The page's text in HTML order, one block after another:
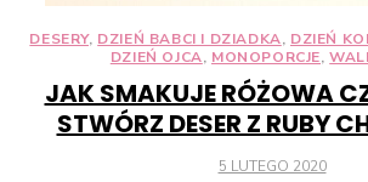
DESERY, DZIEŃ BABCI I DZIADKA, DZIEŃ
DZIEŃ OJCA, MONOPORCJE,
JAK SMAKUJE RÓŻOWA
STWÓRZ DESER Z RUBY
POSTED
5 LUTEGO 2020